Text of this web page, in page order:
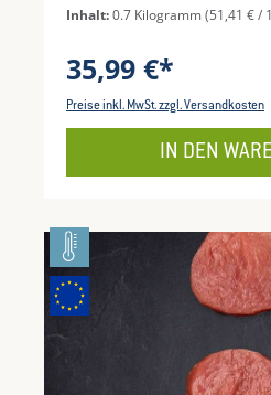
Restaurant Delmonico’s,
dieses Zuschnitts populär
besonders charaktervolle
als Ribeye Bone bekannt,
seine ausdrucksstarke
Inhalt:0.7 Kilogramm(51,41 € /
35,99 €*
Preise inkl. MwSt. zzgl. Versandkosten
IN DEN